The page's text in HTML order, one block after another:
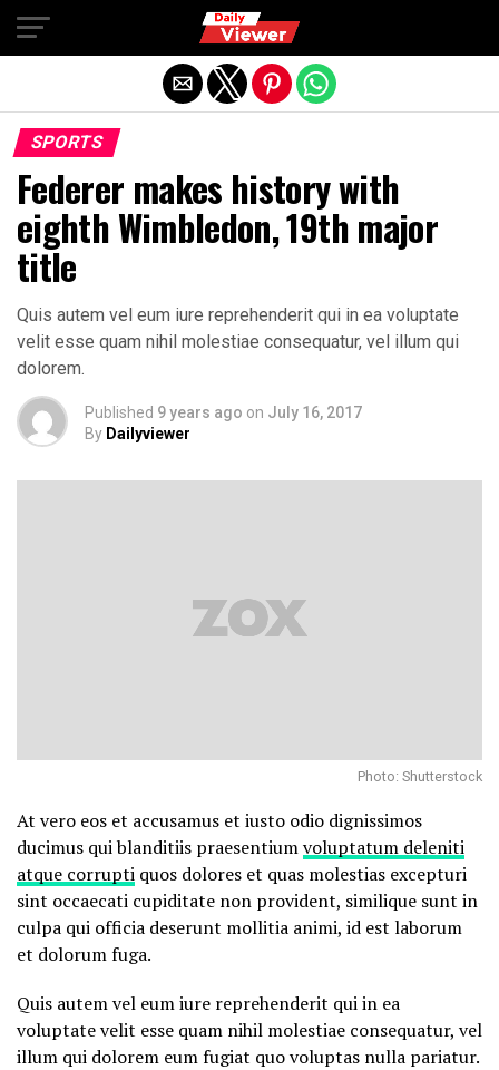
SPORTS
Federer makes history with
eighth Wimbledon, 19th major
title
Quis autem vel eum iure reprehenderit qui in ea voluptate
velit esse quam nihil molestiae consequatur, vel illum qui
dolorem.
Published 9 years ago on July 16, 2017
By Dailyviewer
Photo: Shutterstock
At vero eos et accusamus et iusto odio dignissimos
ducimus qui blanditiis praesentiumvoluptatum deleniti
atque corrupti quos dolores et quas molestias excepturi
sint occaecati cupiditate non provident, similique sunt in
culpa qui officia deserunt mollitia animi, id est laborum
et dolorum fuga.
Quis autem vel eum iure reprehenderit qui in ea
voluptate velit esse quam nihil molestiae consequatur, vel
illum qui dolorem eum fugiat quo voluptas nulla pariatur.
Exit mobile version